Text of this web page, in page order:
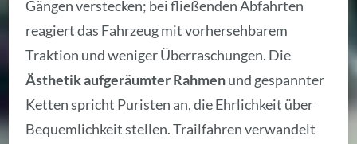
Gängen verstecken; bei fließenden Abfahrten
reagiert das Fahrzeug mit vorhersehbarem
Traktion und weniger Überraschungen. Die
Ästhetik aufgeräumter Rahmenund gespannter
Ketten spricht Puristen an, die Ehrlichkeit über
Bequemlichkeit stellen. Trailfahren verwandelt